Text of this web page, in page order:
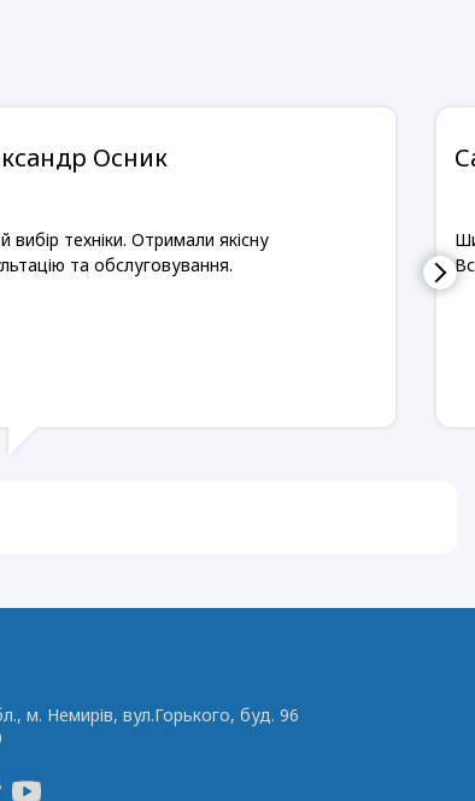
Осник
вибір техніки. Отримали якісну
та обслуговування.
м. Немирів, вул.Горького, буд. 96